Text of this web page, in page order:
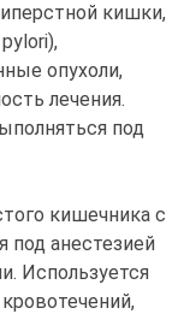
кишки,
опухоли,
лечения.
под
кишечника с
анестезией
Используется